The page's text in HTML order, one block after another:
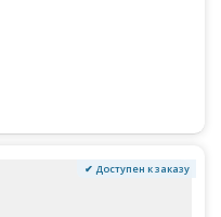
✔ Доступен к заказу